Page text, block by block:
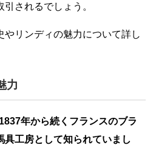
されるでしょう。
やリンディの魅力について詳し
力
年から続くフランスのブラ
具工房として知られていまし